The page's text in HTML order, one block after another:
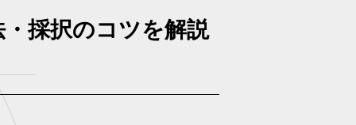
採択のコツを解説